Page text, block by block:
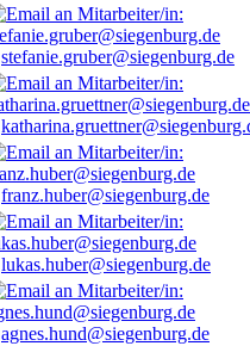
stefanie.gruber@siegenburg.de
franz.huber@siegenburg.de
lukas.huber@siegenburg.de
agnes.hund@siegenburg.de